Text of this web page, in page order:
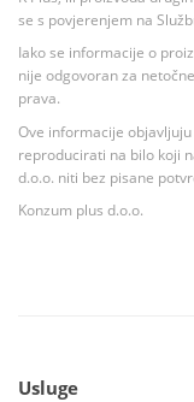
se s povjerenjem na
Iako se informacije o
nije odgovoran za
prava.
Ove informacije
reproducirati na bilo koji
d.o.o. niti bez pisane
Konzum plus d.o.o.
Usluge